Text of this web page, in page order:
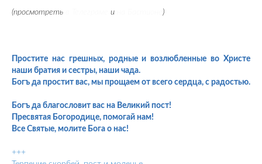
(просмотреть и )
Простите нас грешных, родные и возлюбленные во Христе
наши братия и сестры, наши чада.
Богъ да простит вас, мы прощаем от всего сердца, с радостью.
Богъ да благословит вас на Великий пост!
Пресвятая Богородице, помогай нам!
Все Святые, молите Бога о нас!
+++